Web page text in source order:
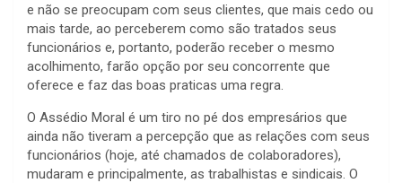
e não se preocupam com seus clientes, que mais cedo ou
mais tarde, ao perceberem como são tratados seus
funcionários e, portanto, poderão receber o mesmo
acolhimento, farão opção por seu concorrente que
oferece e faz das boas praticas uma regra.
O Assédio Moral é um tiro no pé dos empresários que
ainda não tiveram a percepção que as relações com seus
funcionários (hoje, até chamados de colaboradores),
mudaram e principalmente, as trabalhistas e sindicais. O